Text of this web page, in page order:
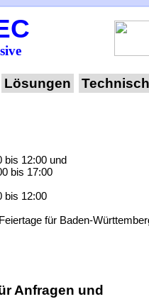
Lösungen
Anfragen und
für Baden-
bis 12:00 und
bis 17:00
bis 12:00